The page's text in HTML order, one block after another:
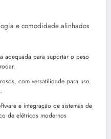
e comodidade alinhados
adequada para suportar o peso
com versatilidade para uso
e integração de sistemas de
de elétricos modernos